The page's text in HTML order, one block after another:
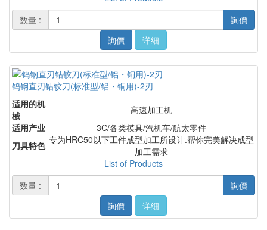
数量 :
詢價
詢價
详细
钨钢直刃钻铰刀(标准型/铝・铜用)-2刃
适用的机
械
高速加工机
适用产业
3C/各类模具/汽机车/航太零件
刀具特色 专为HRC50以下工件成型加工所设计.帮你完美解决成型
加工需求
List of Products
数量 :
詢價
詢價
详细